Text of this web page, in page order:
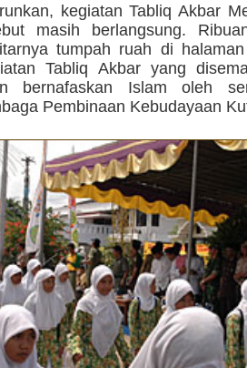
kegiatan Tabliq Akbar
masih berlangsung.
tumpah ruah di
Tabliq Akbar yang
bernafaskan Islam oleh
Pembinaan Kebudayaan